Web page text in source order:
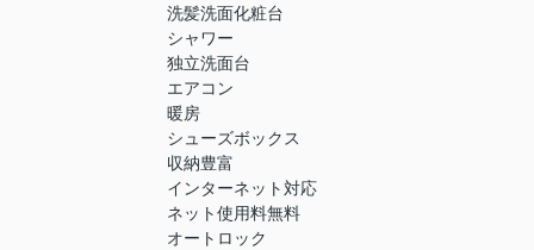
洗髪洗面化粧台
シャワー
独立洗面台
エアコン
暖房
シューズボックス
収納豊富
インターネット対応
ネット使用料無料
オートロック